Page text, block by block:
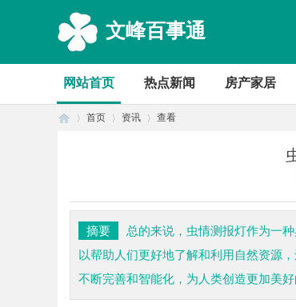
文峰百事通
网站首页 热点新闻 房产家居
首页 资讯 查看
摘要
总的来说，虫情测报灯作为一
以帮助人们更好地了解和利用自然资源
不断完善和智能化，为人类创造更加美好